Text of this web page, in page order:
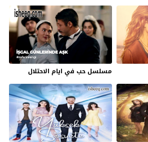
مسلسل حب في ايام الاحتلال